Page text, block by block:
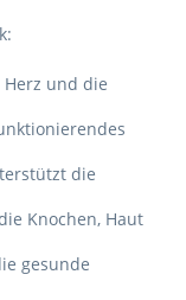
und die
die
Knochen, Haut
gesunde